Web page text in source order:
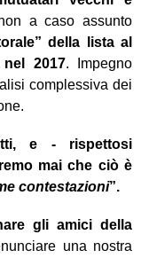
a caso assunto
della
lista al
2017. Impegno
complessiva dei
e - rispettosi
mai che ciò è
contestazioni”.
gli amici della
una nostra